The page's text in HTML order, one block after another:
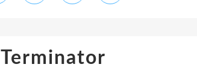
Terminator